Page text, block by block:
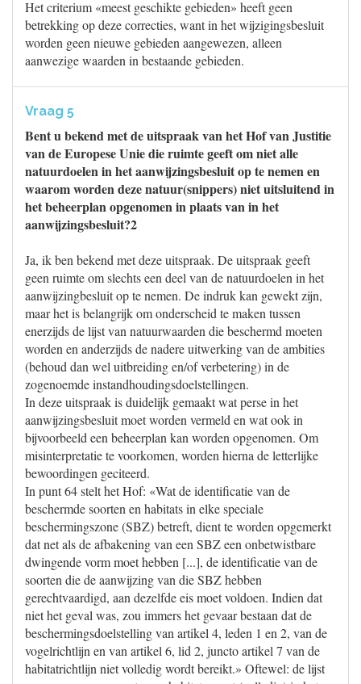
Het criterium «meest geschikte gebieden» heeft geen
betrekking op deze correcties, want in het wijzigingsbesluit
worden geen nieuwe gebieden aangewezen, alleen
aanwezige waarden in bestaande gebieden.
Vraag 5
Bent u bekend met de uitspraak van het Hof van Justitie
van de Europese Unie die ruimte geeft om niet alle
natuurdoelen in het aanwijzingsbesluit op te nemen en
waarom worden deze natuur(snippers) niet uitsluitend in
het beheerplan opgenomen in plaats van in het
aanwijzingsbesluit?2
Ja, ik ben bekend met deze uitspraak. De uitspraak geeft
geen ruimte om slechts een deel van de natuurdoelen in het
aanwijzingbesluit op te nemen. De indruk kan gewekt zijn,
maar het is belangrijk om onderscheid te maken tussen
enerzijds de lijst van natuurwaarden die beschermd moeten
worden en anderzijds de nadere uitwerking van de ambities
(behoud dan wel uitbreiding en/of verbetering) in de
zogenoemde instandhoudingsdoelstellingen.
In deze uitspraak is duidelijk gemaakt wat perse in het
aanwijzingsbesluit moet worden vermeld en wat ook in
bijvoorbeeld een beheerplan kan worden opgenomen. Om
misinterpretatie te voorkomen, worden hierna de letterlijke
bewoordingen geciteerd.
In punt 64 stelt het Hof: «Wat de identificatie van de
beschermde soorten en habitats in elke speciale
beschermingszone (SBZ) betreft, dient te worden opgemerkt
dat net als de afbakening van een SBZ een onbetwistbare
dwingende vorm moet hebben [...], de identificatie van de
soorten die de aanwijzing van die SBZ hebben
gerechtvaardigd, aan dezelfde eis moet voldoen. Indien dat
niet het geval was, zou immers het gevaar bestaan dat de
beschermingsdoelstelling van artikel 4, leden 1 en 2, van de
vogelrichtlijn en van artikel 6, lid 2, juncto artikel 7 van de
habitatrichtlijn niet volledig wordt bereikt.» Oftewel: de lijst